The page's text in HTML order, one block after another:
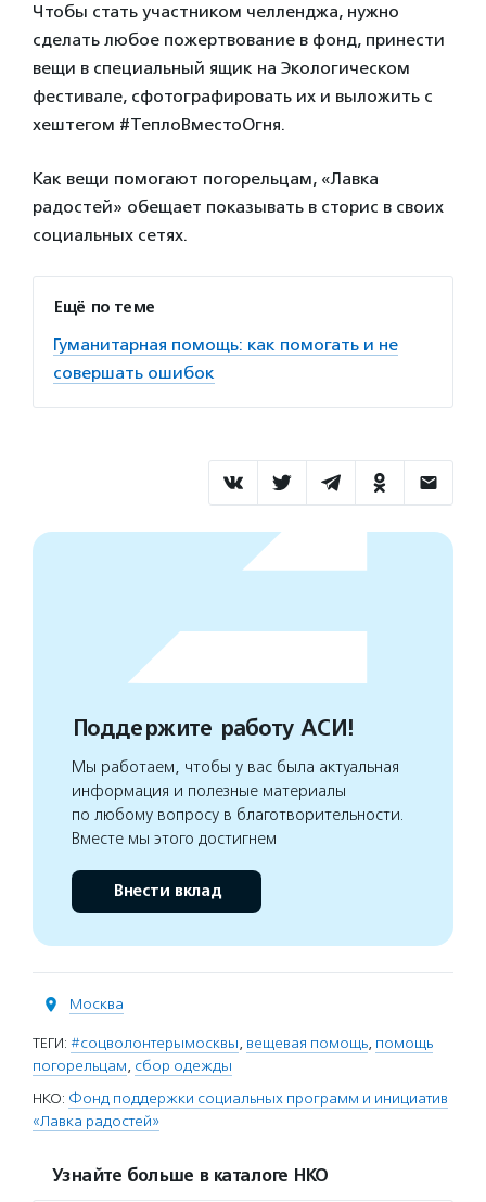
Чтобы стать участником челленджа, нужно
сделать любое пожертвование в фонд, принести
вещи в специальный ящик на Экологическом
фестивале, сфотографировать их и выложить с
хештегом #ТеплоВместоОгня.
Как вещи помогают погорельцам, «Лавка
радостей» обещает показывать в сторис в своих
социальных сетях.
Ещё по теме
Гуманитарная помощь: как помогать и не
совершать ошибок
Поддержите работу АСИ!
Мы работаем, чтобы у вас была актуальная
информация и полезные материалы
по любому вопросу в благотворительности.
Вместе мы этого достигнем
Внести вклад
Москва
ТЕГИ: #соцволонтерымосквы, вещевая помощь, помощь
погорельцам, сбор одежды
НКО: Фонд поддержки социальных программ и инициатив
«Лавка радостей»
Узнайте больше в каталоге НКО